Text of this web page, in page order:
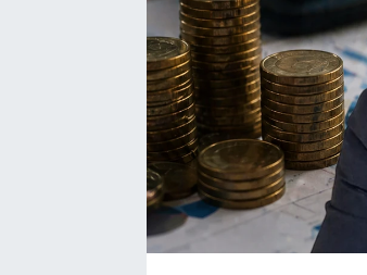
İletişim/Künye
Gözden Kaçmasın
İletişim (Künye)